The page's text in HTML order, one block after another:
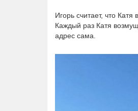
Игорь считает, что
Каждый раз Катя
адрес сама.